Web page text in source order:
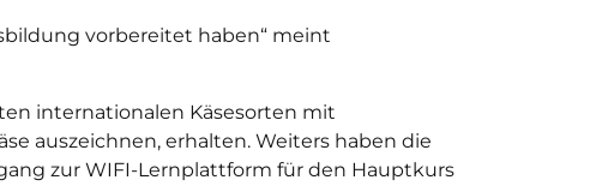
vorbereitet haben“ meint
internationalen Käsesorten mit
auszeichnen, erhalten. Weiters haben die
zur WIFI-Lernplattform für den Hauptkurs